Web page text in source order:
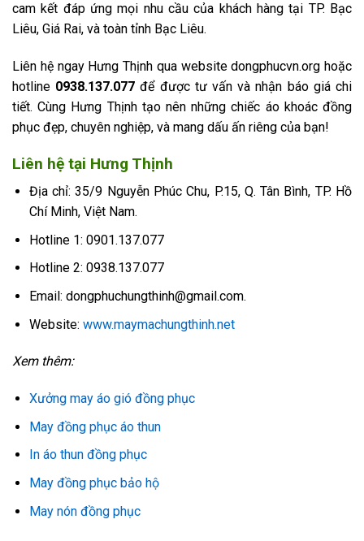
cam kết đáp ứng mọi nhu cầu của khách hàng tại TP. Bạc
Liêu, Giá Rai, và toàn tỉnh Bạc Liêu.
Liên hệ ngay Hưng Thịnh qua website dongphucvn.org hoặc
hotline 0938.137.077 để được tư vấn và nhận báo giá chi
tiết. Cùng Hưng Thịnh tạo nên những chiếc áo khoác đồng
phục đẹp, chuyên nghiệp, và mang dấu ấn riêng của bạn!
Liên hệ tại Hưng Thịnh
Địa chỉ: 35/9 Nguyễn Phúc Chu, P.15, Q. Tân Bình, TP. Hồ
Chí Minh, Việt Nam.
Hotline 1: 0901.137.077
Hotline 2: 0938.137.077
Email: dongphuchungthinh@gmail.com.
Website: www.maymachungthinh.net
Xem thêm:
Xưởng may áo gió đồng phục
May đồng phục áo thun
In áo thun đồng phục
May đồng phục bảo hộ
May nón đồng phục